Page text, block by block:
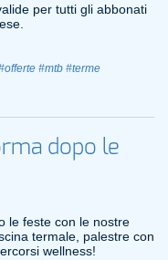
per tutti gli abbonati
#mtb #terme
dopo le
le feste con le nostre
termale, palestre con
wellness!